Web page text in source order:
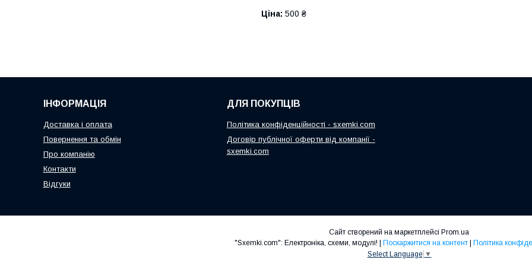
Ціна: 500 ₴
ІНФОРМАЦІЯ
Доставка і оплата
Повернення та обмін
Про компанію
Контакти
Відгуки
ДЛЯ ПОКУПЦІВ
Політика конфіденційності - sxemki.com
Договір публічної оферти від компанії -
sxemki.com
Сайт створений на маркетплейсі Prom.ua
"Sxemki.com": Електроніка, схеми, модулі! | Поскаржитися на контент | Політика
Select Language ▼